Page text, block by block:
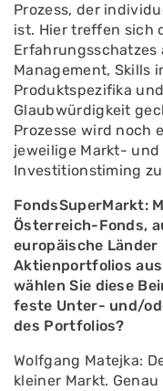
Prozess, der
ist. Hier treffen sich
Erfahrungsschatzes
Management, Skills
Produktspezifika
Glaubwürdigkeit
Prozesse wird noch
jeweilige Markt-
Investitionstiming
FondsSuperMarkt:
Österreich-Fonds,
europäische
Aktienportfolios
wählen Sie diese
feste Unter- und/
des Portfolios?
Wolfgang Matejka:
kleiner Markt.